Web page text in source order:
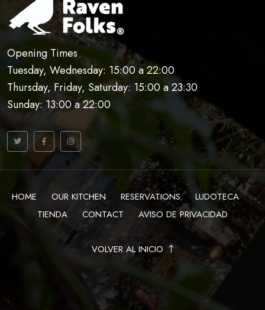
Opening Times
Tuesday, Wednesday: 15:00 a 22:00
Thursday, Friday, Saturday: 15:00 a 23:30
Sunday: 13:00 a 22:00
HOME OUR KITCHEN RESERVATIONS
LUDOTECA
TIENDA
CONTACT AVISO DE PRIVACIDAD
VOLVER AL INICIO